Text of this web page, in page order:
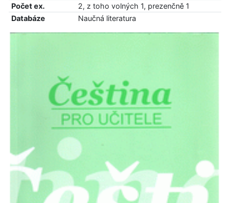
Počet ex.
2, z toho volných 1, prezenčně 1
Databáze
Naučná literatura